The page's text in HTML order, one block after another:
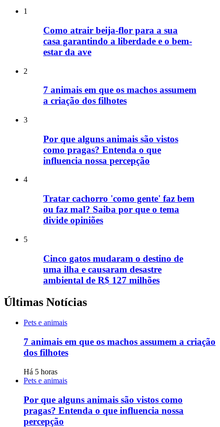
1
Como atrair beija-flor para a sua
casa garantindo a liberdade e o bem-
estar da ave
2
7 animais em que os machos assumem
a criação dos filhotes
3
Por que alguns animais são vistos
como pragas? Entenda o que
influencia nossa percepção
4
Tratar cachorro 'como gente' faz bem
ou faz mal? Saiba por que o tema
divide opiniões
5
Cinco gatos mudaram o destino de
uma ilha e causaram desastre
ambiental de R$ 127 milhões
Últimas Notícias
Pets e animais
7 animais em que os machos assumem a criação
dos filhotes
Há 5 horas
Pets e animais
Por que alguns animais são vistos como
pragas? Entenda o que influencia nossa
percepção